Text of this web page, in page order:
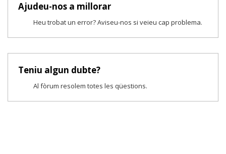
Ajudeu-nos a millorar
Heu trobat un error? Aviseu-nos si veieu cap problema.
Teniu algun dubte?
Al fòrum resolem totes les qüestions.